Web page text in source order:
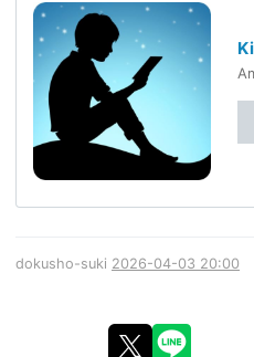
dokusho-suki 2026-04-03 20:00